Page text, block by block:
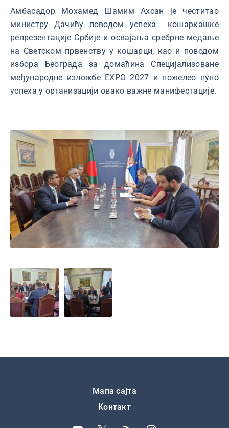
Амбасадор Мохамед Шамим Ахсан је честитао
министру Дачићу поводом успеха кошаркашке
репрезентације Србије и освајања сребрне медаље
на Светском првенству у кошарци, као и поводом
избора Београда за домаћина Специјализоване
међународне изложбе ЕХРО 2027 и пожелео пуно
успеха у организацији овако важне манифестације.
Мапа сајта
Контакт